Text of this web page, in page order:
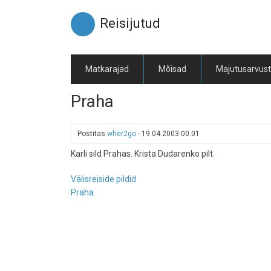
Reisijutud
Matkarajad Mõisad
Praha
Postitas wher2go - 19.04.2003 00:01
Karli sild Prahas. Krista Dudarenko pilt.
Välisreiside pildid
Praha